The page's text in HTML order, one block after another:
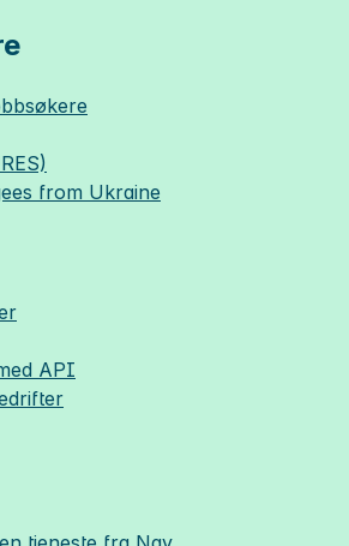
from Ukraine
API